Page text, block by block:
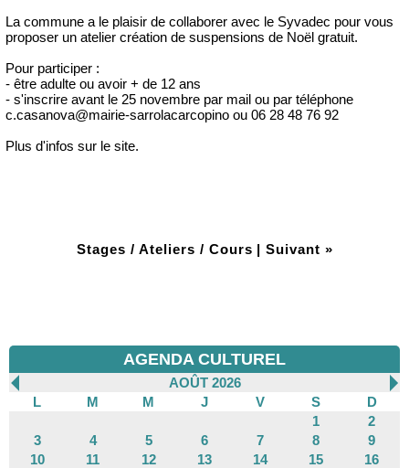
La commune a le plaisir de collaborer avec le Syvadec pour vous
proposer un atelier création de suspensions de Noël gratuit.
Pour participer :
- être adulte ou avoir + de 12 ans
- s'inscrire avant le 25 novembre par mail ou par téléphone
c.casanova@mairie-sarrolacarcopino ou 06 28 48 76 92
Plus d'infos sur le site.
Stages / Ateliers / Cours | Suivant »
AGENDA CULTUREL
AOÛT 2026
L
M M J V S
D
1
2
3
4 5 6 7 8
9
10
11 12 13 14 15
16